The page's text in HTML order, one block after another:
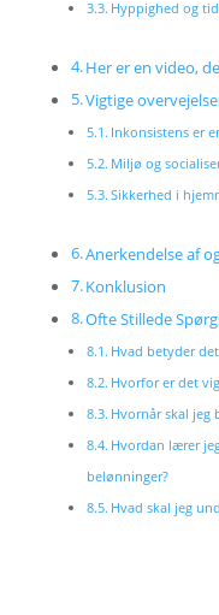
Hyppighed og
Her er en video,
Vigtige
Inkonsistens er
Miljø og
Sikkerhed i
Anerkendelse af
Konklusion
Ofte Stillede
Hvad betyder
Hvorfor er det
Hvornår skal jeg
Hvordan lærer
belønninger?
Hvad skal jeg